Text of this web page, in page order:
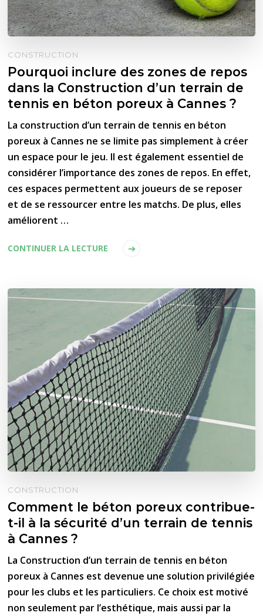
CONSTRUCTION
Pourquoi inclure des zones de repos
dans la Construction d’un terrain de
tennis en béton poreux à Cannes ?
La construction d’un terrain de tennis en béton
poreux à Cannes ne se limite pas simplement à créer
un espace pour le jeu. Il est également essentiel de
considérer l’importance des zones de repos. En effet,
ces espaces permettent aux joueurs de se reposer
et de se ressourcer entre les matchs. De plus, elles
améliorent …
CONTINUER LA LECTURE
CONSTRUCTION
Comment le béton poreux contribue-
t-il à la sécurité d’un terrain de tennis
à Cannes ?
La Construction d’un terrain de tennis en béton
poreux à Cannes est devenue une solution privilégiée
pour les clubs et les particuliers. Ce choix est motivé
non seulement par l’esthétique, mais aussi par la